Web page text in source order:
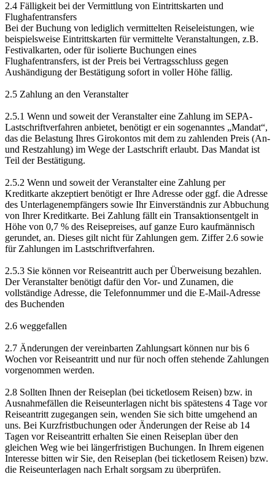
2.4 Fälligkeit bei der Vermittlung von Eintrittskarten und
Flughafentransfers
Bei der Buchung von lediglich vermittelten Reiseleistungen, wie
beispielsweise Eintrittskarten für vermittelte Veranstaltungen, z.B.
Festivalkarten, oder für isolierte Buchungen eines
Flughafentransfers, ist der Preis bei Vertragsschluss gegen
Aushändigung der Bestätigung sofort in voller Höhe fällig.
2.5 Zahlung an den Veranstalter
2.5.1 Wenn und soweit der Veranstalter eine Zahlung im SEPA-
Lastschriftverfahren anbietet, benötigt er ein sogenanntes „Mandat“,
das die Belastung Ihres Girokontos mit dem zu zahlenden Preis (An-
und Restzahlung) im Wege der Lastschrift erlaubt. Das Mandat ist
Teil der Bestätigung.
2.5.2 Wenn und soweit der Veranstalter eine Zahlung per
Kreditkarte akzeptiert benötigt er Ihre Adresse oder ggf. die Adresse
des Unterlagenempfängers sowie Ihr Einverständnis zur Abbuchung
von Ihrer Kreditkarte. Bei Zahlung fällt ein Transaktionsentgelt in
Höhe von 0,7 % des Reisepreises, auf ganze Euro kaufmännisch
gerundet, an. Dieses gilt nicht für Zahlungen gem. Ziffer 2.6 sowie
für Zahlungen im Lastschriftverfahren.
2.5.3 Sie können vor Reiseantritt auch per Überweisung bezahlen.
Der Veranstalter benötigt dafür den Vor- und Zunamen, die
vollständige Adresse, die Telefonnummer und die E-Mail-Adresse
des Buchenden
2.6 weggefallen
2.7 Änderungen der vereinbarten Zahlungsart können nur bis 6
Wochen vor Reiseantritt und nur für noch offen stehende Zahlungen
vorgenommen werden.
2.8 Sollten Ihnen der Reiseplan (bei ticketlosem Reisen) bzw. in
Ausnahmefällen die Reiseunterlagen nicht bis spätestens 4 Tage vor
Reiseantritt zugegangen sein, wenden Sie sich bitte umgehend an
uns. Bei Kurzfristbuchungen oder Änderungen der Reise ab 14
Tagen vor Reiseantritt erhalten Sie einen Reiseplan über den
gleichen Weg wie bei längerfristigen Buchungen. In Ihrem eigenen
Interesse bitten wir Sie, den Reiseplan (bei ticketlosem Reisen) bzw.
die Reiseunterlagen nach Erhalt sorgsam zu überprüfen.